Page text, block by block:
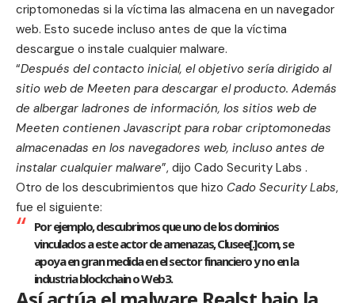
criptomonedas si la víctima las almacena en un navegador
web. Esto sucede incluso antes de que la víctima
descargue o instale cualquier malware.
“Después del contacto inicial, el objetivo sería dirigido al
sitio web de Meeten para descargar el producto. Además
de albergar ladrones de información, los sitios web de
Meeten contienen Javascript para robar criptomonedas
almacenadas en los navegadores web, incluso antes de
instalar cualquier malware”, dijo Cado Security Labs .
Otro de los descubrimientos que hizo Cado Security Labs,
fue el siguiente:
Por ejemplo, descubrimos que uno de los dominios
vinculados a este actor de amenazas, Clusee[.]com, se
apoya en gran medida en el sector financiero y no en la
industria blockchain o Web3.